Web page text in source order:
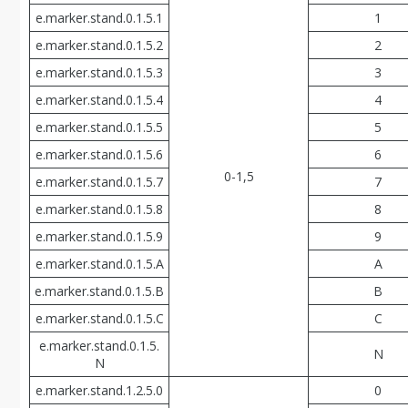
0-1,5
e.marker.stand.0.1.5.1
1
e.marker.stand.0.1.5.2
2
e.marker.stand.0.1.5.3
3
e.marker.stand.0.1.5.4
4
e.marker.stand.0.1.5.5
5
e.marker.stand.0.1.5.6
6
e.marker.stand.0.1.5.7
7
e.marker.stand.0.1.5.8
8
e.marker.stand.0.1.5.9
9
e.marker.stand.0.1.5.A
A
e.marker.stand.0.1.5.В
В
e.marker.stand.0.1.5.С
С
e.marker.stand.0.1.5.
N
N
e.marker.stand.1.2.5.0
0